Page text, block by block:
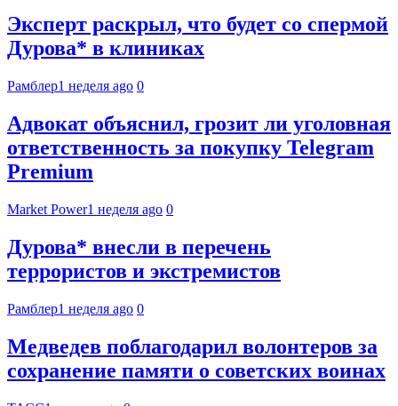
Эксперт раскрыл, что будет со спермой
Дурова* в клиниках
Рамблер1 неделя ago 0
Адвокат объяснил, грозит ли уголовная
ответственность за покупку Telegram
Premium
Market Power1 неделя ago 0
Дурова* внесли в перечень
террористов и экстремистов
Рамблер1 неделя ago 0
Медведев поблагодарил волонтеров за
сохранение памяти о советских воинах